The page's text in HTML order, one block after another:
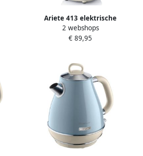
Ariete 413 elektrische
citruspers 85 W Blauw
2 webshops
€ 89,95